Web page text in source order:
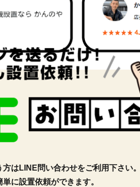
はLINE問い合わせをご利用下さい。
に設置依頼ができます。